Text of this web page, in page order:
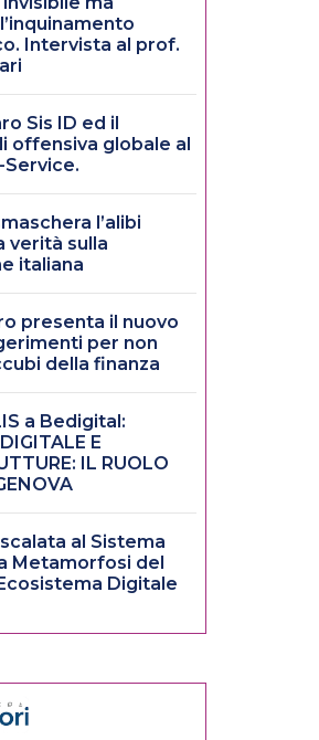
Intervista al prof.
Sis ID ed il
offensiva globale al
Service.
l’alibi
verità sulla
italiana
presenta il nuovo
per non
della finanza
a Bedigital:
E
IL RUOLO
al Sistema
Metamorfosi del
Digitale